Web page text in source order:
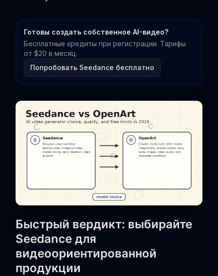
Готовы создать собственное AI-видео?
Бесплатные кредиты при регистрации. Тарифы
от $20 в месяц.
Попробовать Seedance бесплатно
Быстрый вердикт: выбирайте
Seedance для
видеоориентированной
продукции